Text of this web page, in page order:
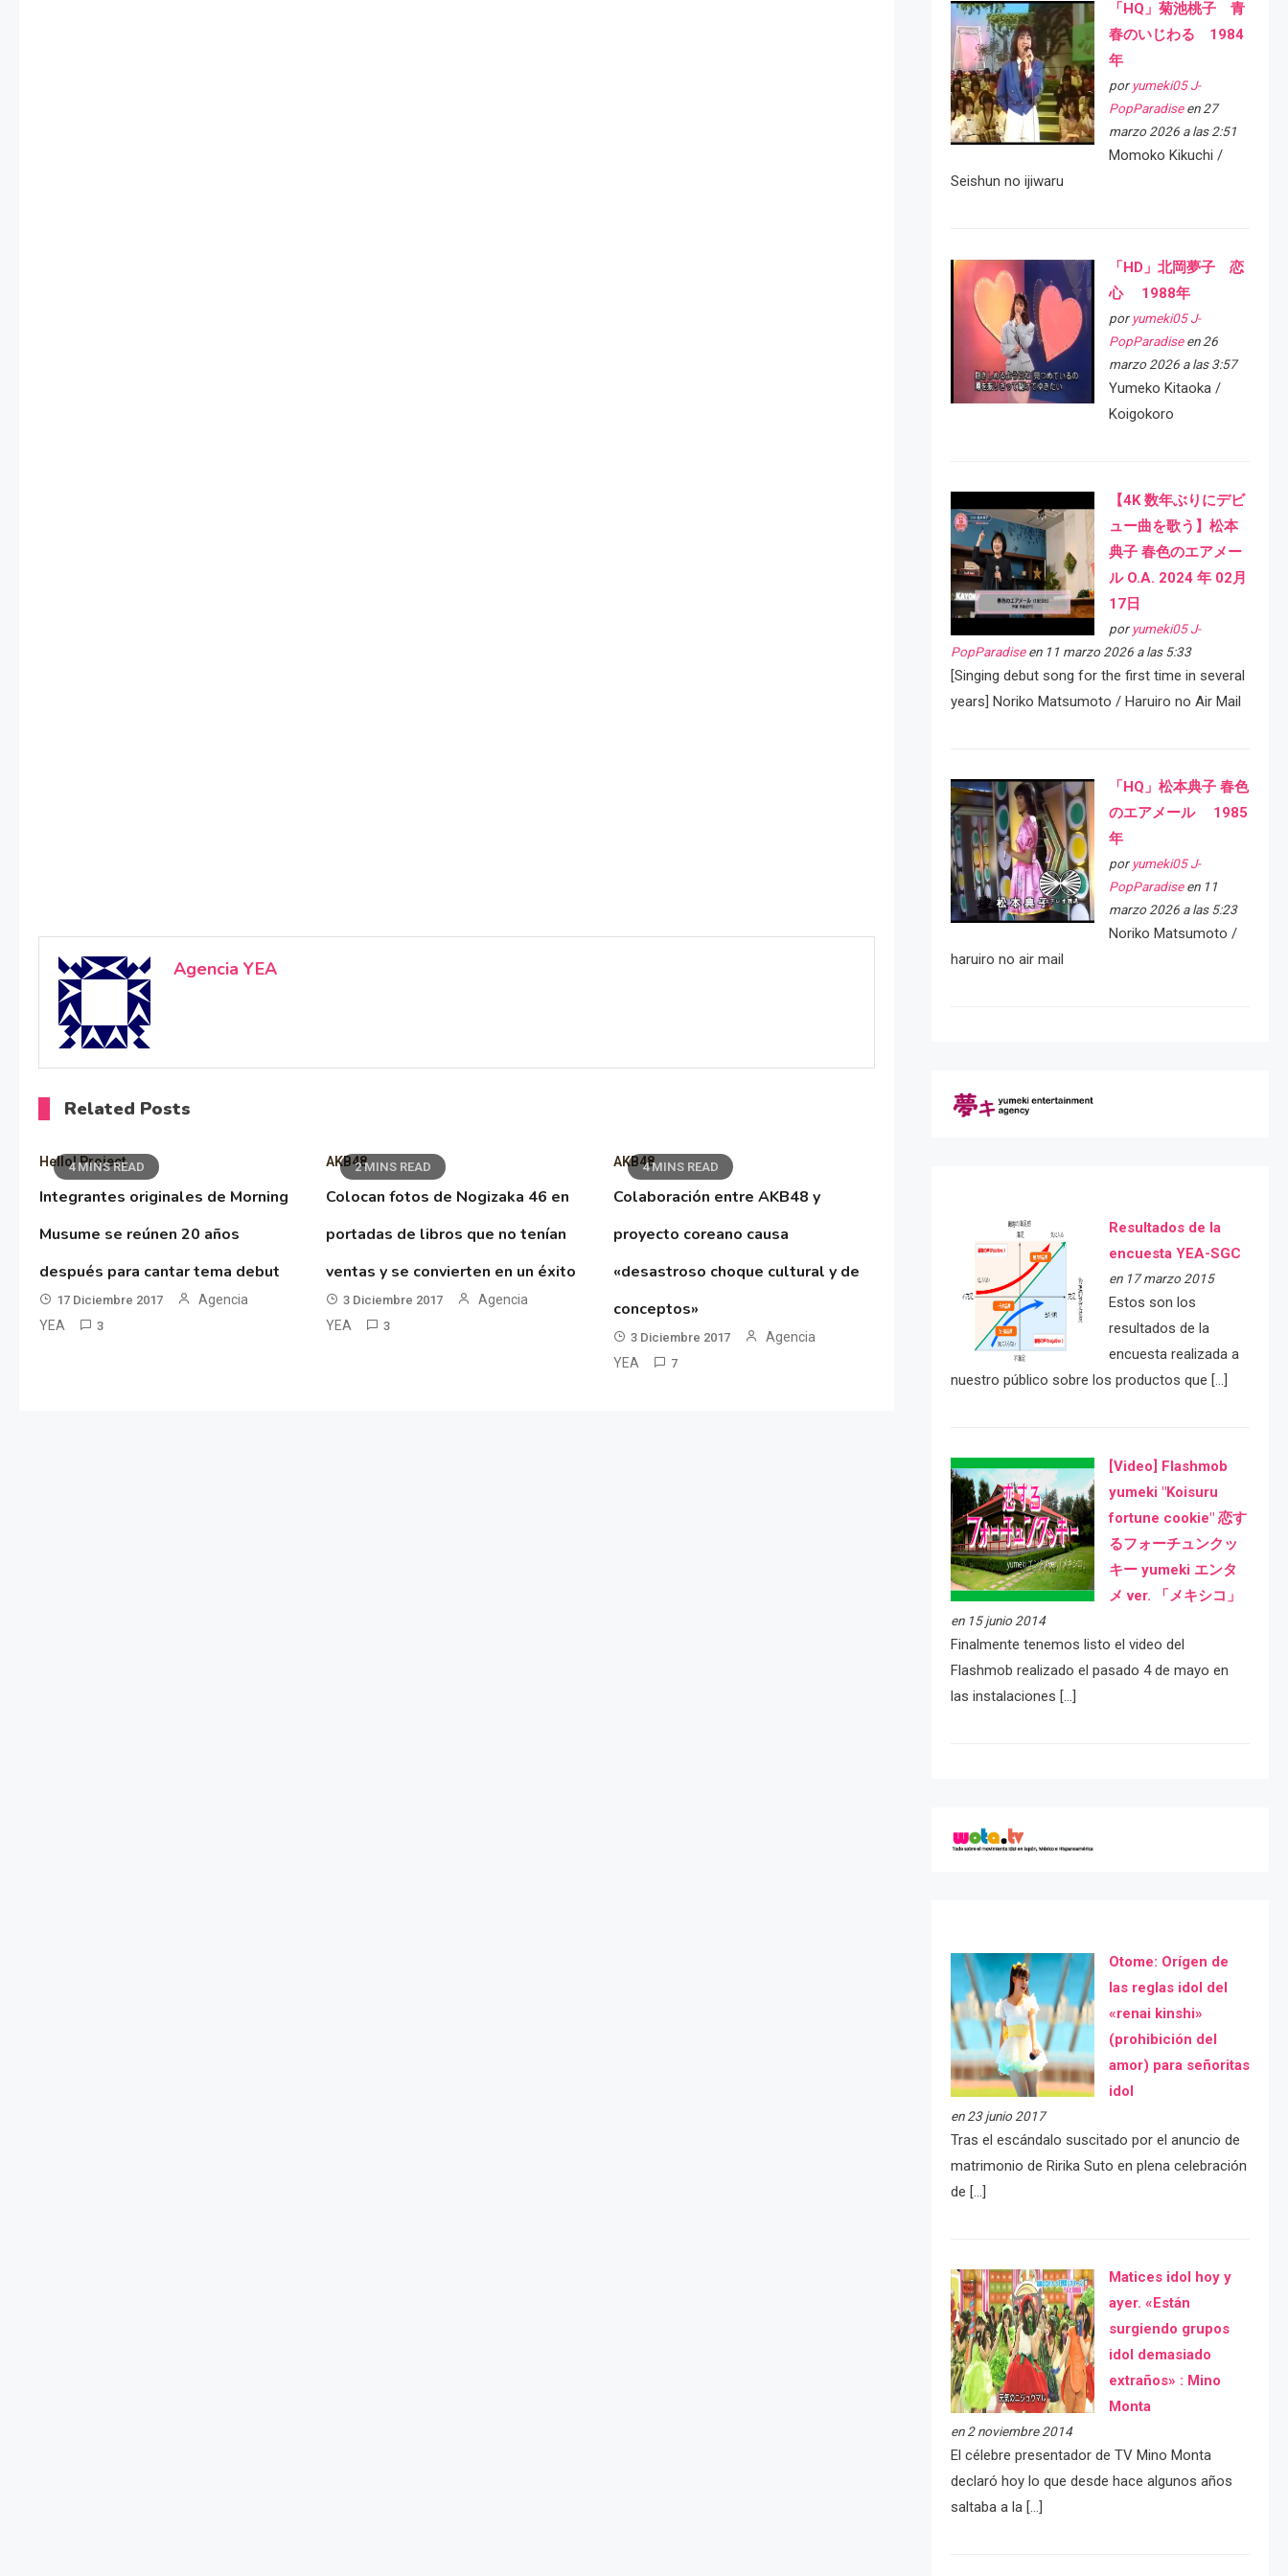
Agencia YEA
Related Posts
4 MINS READ
Hello! Project
Integrantes originales de Morning
Musume se reúnen 20 años
después para cantar tema debut
17 Diciembre 2017
Agencia
YEA
3
2 MINS READ
AKB48
Colocan fotos de Nogizaka 46 en
portadas de libros que no tenían
ventas y se convierten en un éxito
3 Diciembre 2017
Agencia
YEA
3
4 MINS READ
AKB48
Colaboración entre AKB48 y
proyecto coreano causa
«desastroso choque cultural y de
conceptos»
3 Diciembre 2017
Agencia
YEA
7
「HQ」菊池桃子 青
春のいじわる 1984
年
por yumeki05 J-
PopParadiseen 27
marzo 2026 a las 2:51
Momoko Kikuchi /
Seishun no ijiwaru
「HD」北岡夢子 恋
心 1988年
por yumeki05 J-
PopParadiseen 26
marzo 2026 a las 3:57
Yumeko Kitaoka /
Koigokoro
【4K 数年ぶりにデビ
ュー曲を歌う】松本
典子 春色のエアメー
ル O.A. 2024 年 02月
17日
por yumeki05 J-
PopParadiseen 11 marzo 2026 a las 5:33
[Singing debut song for the first time in several
years] Noriko Matsumoto / Haruiro no Air Mail
「HQ」松本典子 春色
のエアメール 1985
年
por yumeki05 J-
PopParadiseen 11
marzo 2026 a las 5:23
Noriko Matsumoto /
haruiro no air mail
Resultados de la
encuesta YEA-SGC
en 17 marzo 2015
Estos son los
resultados de la
encuesta realizada a
nuestro público sobre los productos que […]
[Video] Flashmob
yumeki "Koisuru
fortune cookie" 恋す
るフォーチュンクッ
キー yumeki エンタ
メ ver. 「メキシコ」
en 15 junio 2014
Finalmente tenemos listo el video del
Flashmob realizado el pasado 4 de mayo en
las instalaciones […]
Otome: Orígen de
las reglas idol del
«renai kinshi»
(prohibición del
amor) para señoritas
idol
en 23 junio 2017
Tras el escándalo suscitado por el anuncio de
matrimonio de Ririka Suto en plena celebración
de […]
Matices idol hoy y
ayer. «Están
surgiendo grupos
idol demasiado
extraños» : Mino
Monta
en 2 noviembre 2014
El célebre presentador de TV Mino Monta
declaró hoy lo que desde hace algunos años
saltaba a la […]